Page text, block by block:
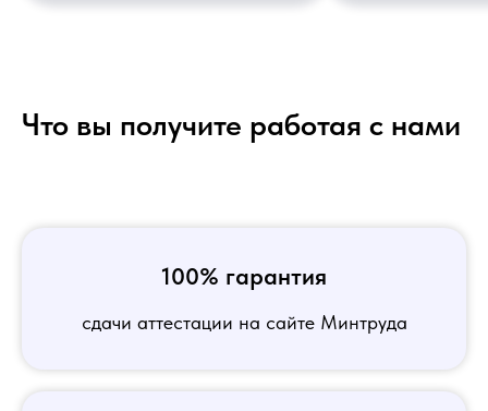
Что вы получите работая с нами
100% гарантия
сдачи аттестации на сайте Минтруда